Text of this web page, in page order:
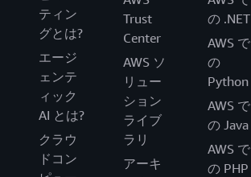
ティン
グとは?
エージ
ェンテ
ィック
AI とは?
クラウ
ドコン
Trust
Center
AWS ソ
リュー
ション
ライブ
ラリ
アーキ
の .NET
AWS で
の
Python
AWS で
の Java
AWS で
の PHP